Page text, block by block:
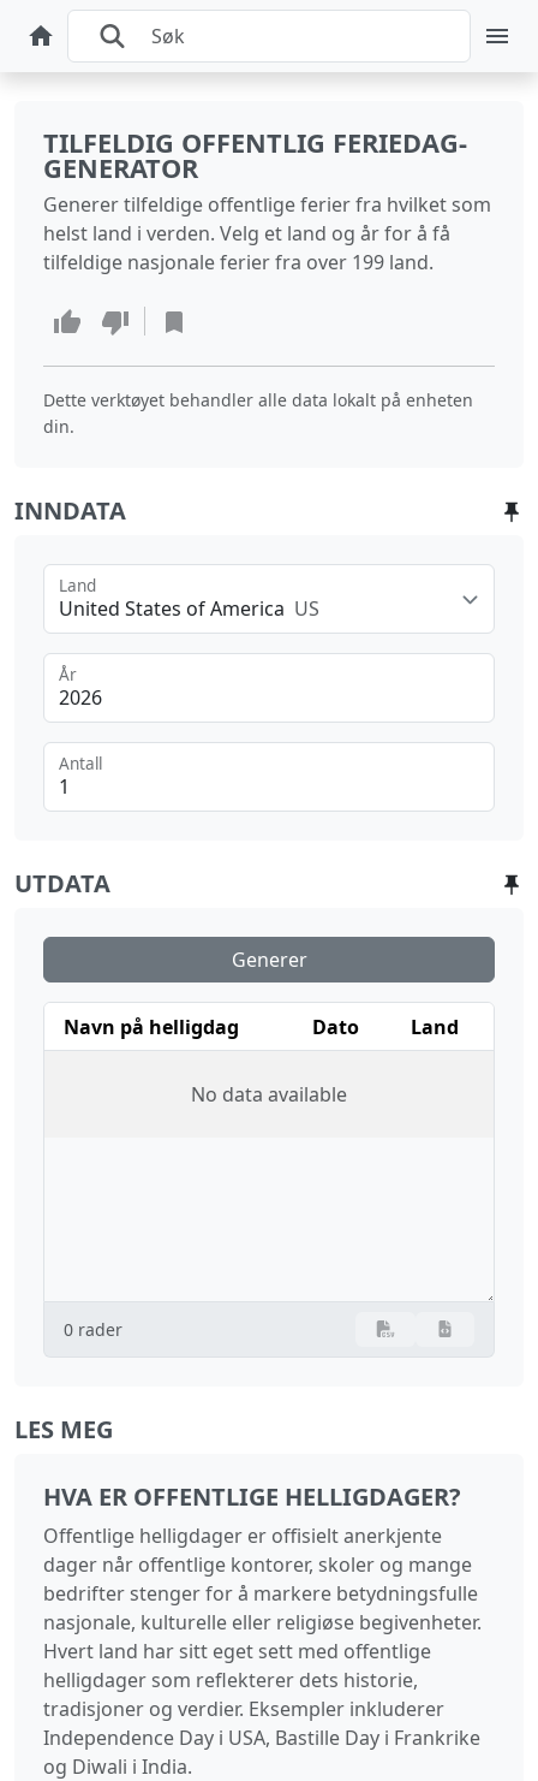
TILFELDIG OFFENTLIG FERIEDAG-
GENERATOR
Generer tilfeldige offentlige ferier fra hvilket som
helst land i verden. Velg et land og år for å få
tilfeldige nasjonale ferier fra over 199 land.
Dette verktøyet behandler alle data lokalt på enheten
din.
INNDATA
United States of America US
Land
År
Antall
UTDATA
Generer
Navn på helligdag Dato Land
No data available
0 rader
LES MEG
HVA ER OFFENTLIGE HELLIGDAGER?
Offentlige helligdager er offisielt anerkjente
dager når offentlige kontorer, skoler og mange
bedrifter stenger for å markere betydningsfulle
nasjonale, kulturelle eller religiøse begivenheter.
Hvert land har sitt eget sett med offentlige
helligdager som reflekterer dets historie,
tradisjoner og verdier. Eksempler inkluderer
Independence Day i USA, Bastille Day i Frankrike
og Diwali i India.